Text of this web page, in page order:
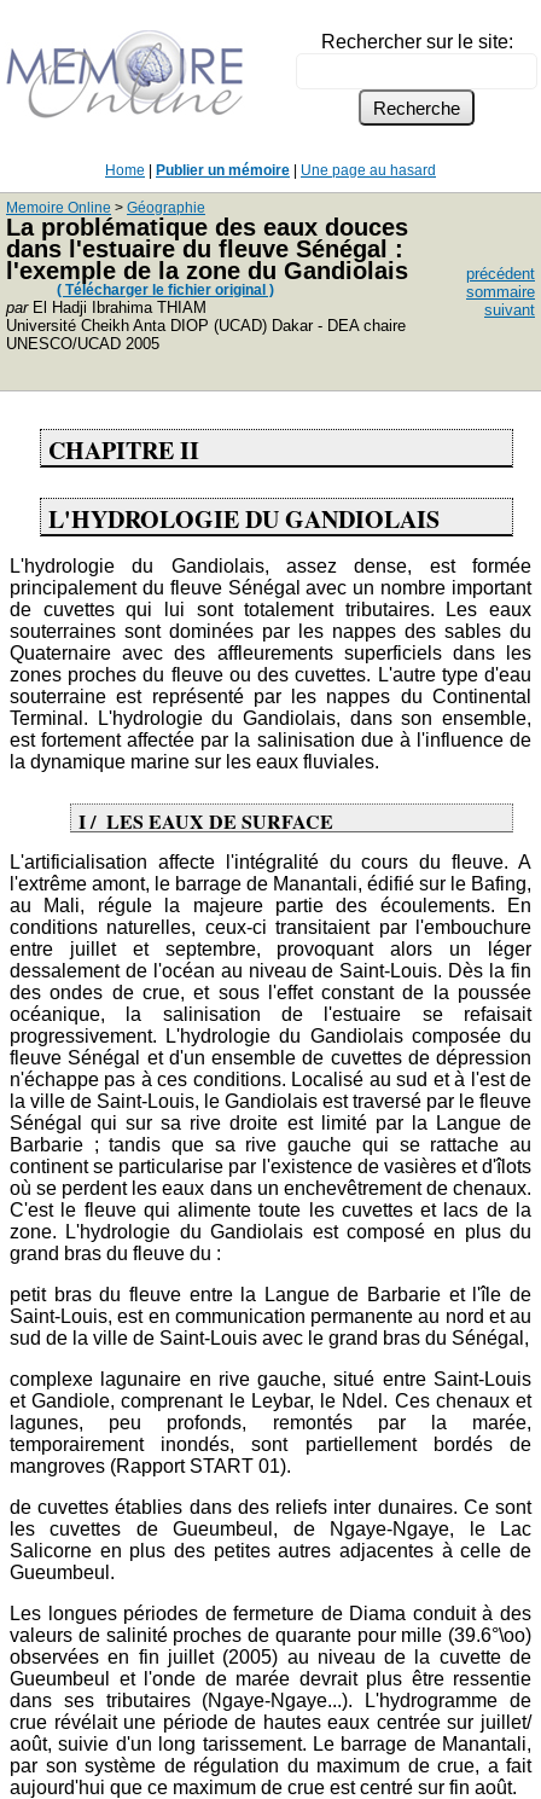
Rechercher sur le site:
Home Publier un mémoire Une page au hasard
Memoire Online > Géographie
La problématique des eaux douces
dans l'estuaire du fleuve Sénégal :
l'exemple de la zone du Gandiolais
( Télécharger le fichier original )
parEl Hadji Ibrahima THIAM
Université Cheikh Anta DIOP (UCAD) Dakar - DEA chaire
UNESCO/UCAD 2005
précédent
sommaire
suivant
CHAPITRE II
L'HYDROLOGIE DU GANDIOLAIS
L'hydrologie du Gandiolais, assez dense, est formée
principalement du fleuve Sénégal avec un nombre important
de cuvettes qui lui sont totalement tributaires. Les eaux
souterraines sont dominées par les nappes des sables du
Quaternaire avec des affleurements superficiels dans les
zones proches du fleuve ou des cuvettes. L'autre type d'eau
souterraine est représenté par les nappes du Continental
Terminal. L'hydrologie du Gandiolais, dans son ensemble,
est fortement affectée par la salinisation due à l'influence de
la dynamique marine sur les eaux fluviales.
I / LES EAUX DE SURFACE
L'artificialisation affecte l'intégralité du cours du fleuve. A
l'extrême amont, le barrage de Manantali, édifié sur le Bafing,
au Mali, régule la majeure partie des écoulements. En
conditions naturelles, ceux-ci transitaient par l'embouchure
entre juillet et septembre, provoquant alors un léger
dessalement de l'océan au niveau de Saint-Louis. Dès la fin
des ondes de crue, et sous l'effet constant de la poussée
océanique, la salinisation de l'estuaire se refaisait
progressivement. L'hydrologie du Gandiolais composée du
fleuve Sénégal et d'un ensemble de cuvettes de dépression
n'échappe pas à ces conditions. Localisé au sud et à l'est de
la ville de Saint-Louis, le Gandiolais est traversé par le fleuve
Sénégal qui sur sa rive droite est limité par la Langue de
Barbarie ; tandis que sa rive gauche qui se rattache au
continent se particularise par l'existence de vasières et d'îlots
où se perdent les eaux dans un enchevêtrement de chenaux.
C'est le fleuve qui alimente toute les cuvettes et lacs de la
zone. L'hydrologie du Gandiolais est composé en plus du
grand bras du fleuve du :
petit bras du fleuve entre la Langue de Barbarie et l'île de
Saint-Louis, est en communication permanente au nord et au
sud de la ville de Saint-Louis avec le grand bras du Sénégal,
complexe lagunaire en rive gauche, situé entre Saint-Louis
et Gandiole, comprenant le Leybar, le Ndel. Ces chenaux et
lagunes, peu profonds, remontés par la marée,
temporairement inondés, sont partiellement bordés de
mangroves (Rapport START 01).
de cuvettes établies dans des reliefs inter dunaires. Ce sont
les cuvettes de Gueumbeul, de Ngaye-Ngaye, le Lac
Salicorne en plus des petites autres adjacentes à celle de
Gueumbeul.
Les longues périodes de fermeture de Diama conduit à des
valeurs de salinité proches de quarante pour mille (39.6°\oo)
observées en fin juillet (2005) au niveau de la cuvette de
Gueumbeul et l'onde de marée devrait plus être ressentie
dans ses tributaires (Ngaye-Ngaye...). L'hydrogramme de
crue révélait une période de hautes eaux centrée sur juillet/
août, suivie d'un long tarissement. Le barrage de Manantali,
par son système de régulation du maximum de crue, a fait
aujourd'hui que ce maximum de crue est centré sur fin août.